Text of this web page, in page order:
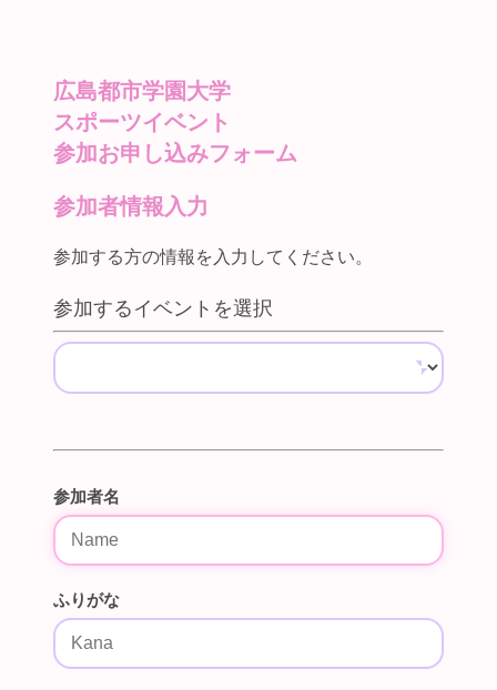
広島都市学園大学
スポーツイベント
参加お申し込みフォーム
参加者情報入力
参加する方の情報を入力してください。
参加するイベントを選択
参加者名
ふりがな